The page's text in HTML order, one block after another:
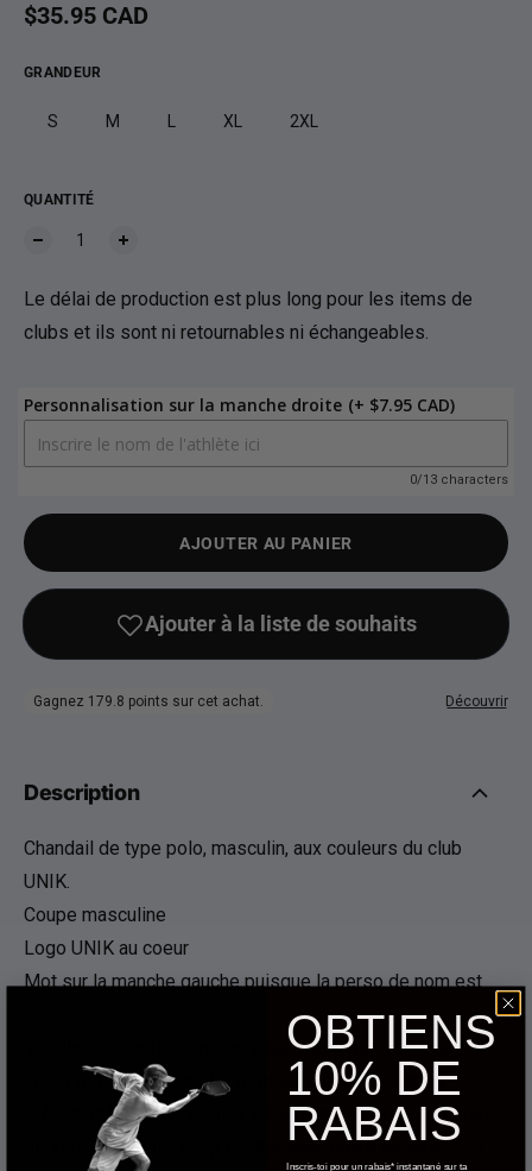
Prix habituel
$35.95 CAD
GRANDEUR
S M XL 2XL
QUANTITÉ
Le délai de production est plus long pour les items de
clubs et ils sont ni retournables ni échangeables.
Personnalisation sur la manche droite (+ $7.95 CAD)
0/13 characters
AJOUTER AU PANIER
Description
Chandail de type polo, masculin, aux couleurs du club
UNIK.
Coupe masculine
Logo UNIK au coeur
Mot sur la manche gauche puisque la perso de nom est
Veuillez écrire le nom que vous souhaitez voir imprimé
sur la manche droite. Le nom sera écrit en lettres
MAJUSCULES. Maximum 10 caractères. Pour indiquer
un espace, veuillez svp mettre une "barre en bas" ("_").
OBTIENS
10% DE
RABAIS
Inscris-toi pour un rabais* instantané sur ta